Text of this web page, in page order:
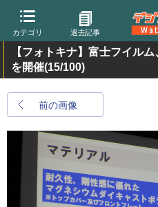
カテゴリ 過去記事
【フォトキナ】富士フイル
を開催(15/100)
前の画像